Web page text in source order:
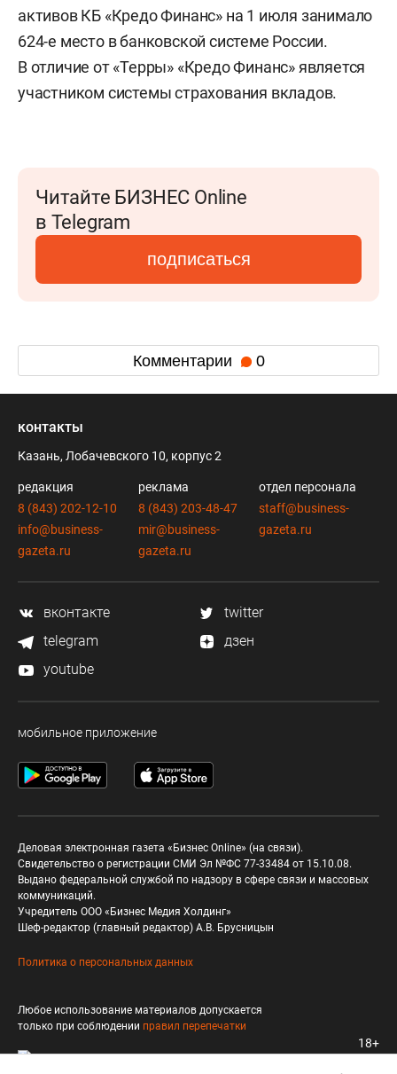
активов КБ «Кредо Финанс» на 1 июля занимало
624-е место в банковской системе России.
В отличие от «Терры» «Кредо Финанс» является
участником системы страхования вкладов.
Читайте БИЗНЕС Online
в Telegram
подписаться
Комментарии 0
контакты
Казань, Лобачевского 10, корпус 2
редакция
8 (843) 202-12-10
info@business-
gazeta.ru
реклама
8 (843) 203-48-47
mir@business-
gazeta.ru
отдел персонала
staff@business-
gazeta.ru
вконтакте
twitter
telegram
дзен
youtube
мобильное приложение
Деловая электронная газета «Бизнес Online» (на связи).
Свидетельство о регистрации СМИ Эл №ФС 77-33484 от 15.10.08.
Выдано федеральной службой по надзору в сфере связи и массовых
коммуникаций.
Учредитель ООО «Бизнес Медия Холдинг»
Шеф-редактор (главный редактор) А.В. Брусницын
Политика о персональных данных
Любое использование материалов допускается
только при соблюдении правил перепечатки
18+